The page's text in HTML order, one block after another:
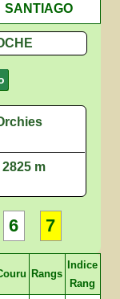
SANTIAGO
m
6 7
Rangs
Indice
Rang